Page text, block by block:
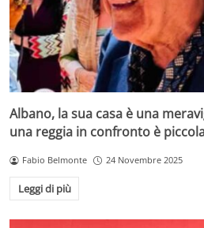
Albano, la sua casa è una
una reggia in confronto è
Fabio Belmonte 24 Novembre 2025
Leggi di più